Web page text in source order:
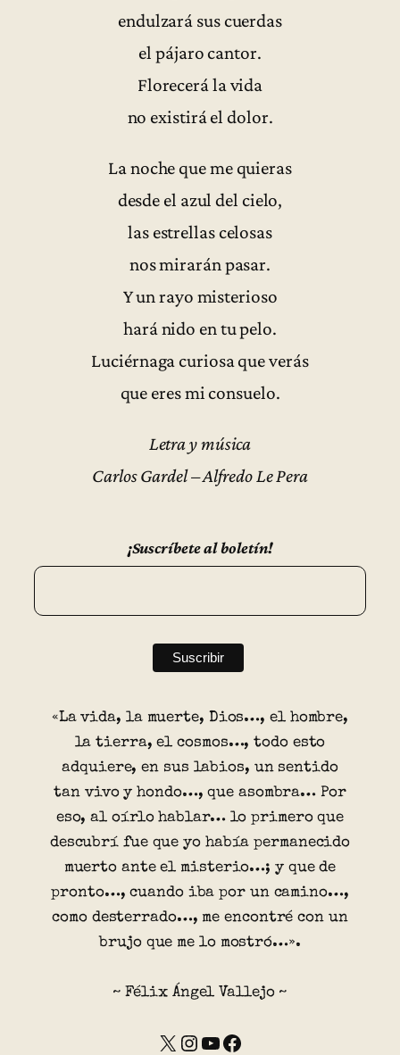
endulzará sus cuerdas
el pájaro cantor.
Florecerá la vida
no existirá el dolor.
La noche que me quieras
desde el azul del cielo,
las estrellas celosas
nos mirarán pasar.
Y un rayo misterioso
hará nido en tu pelo.
Luciérnaga curiosa que verás
que eres mi consuelo.
Letra y música
Carlos Gardel – Alfredo Le Pera
¡Suscríbete al boletín!
«La vida, la muerte, Dios…, el hombre,
la tierra, el cosmos…, todo esto
adquiere, en sus labios, un sentido
tan vivo y hondo…, que asombra… Por
eso, al oírlo hablar… lo primero que
descubrí fue que yo había permanecido
muerto ante el misterio…; y que de
pronto…, cuando iba por un camino…,
como desterrado…, me encontré con un
brujo que me lo mostró…».
~ Félix Ángel Vallejo ~
X Instagram YouTube Facebook